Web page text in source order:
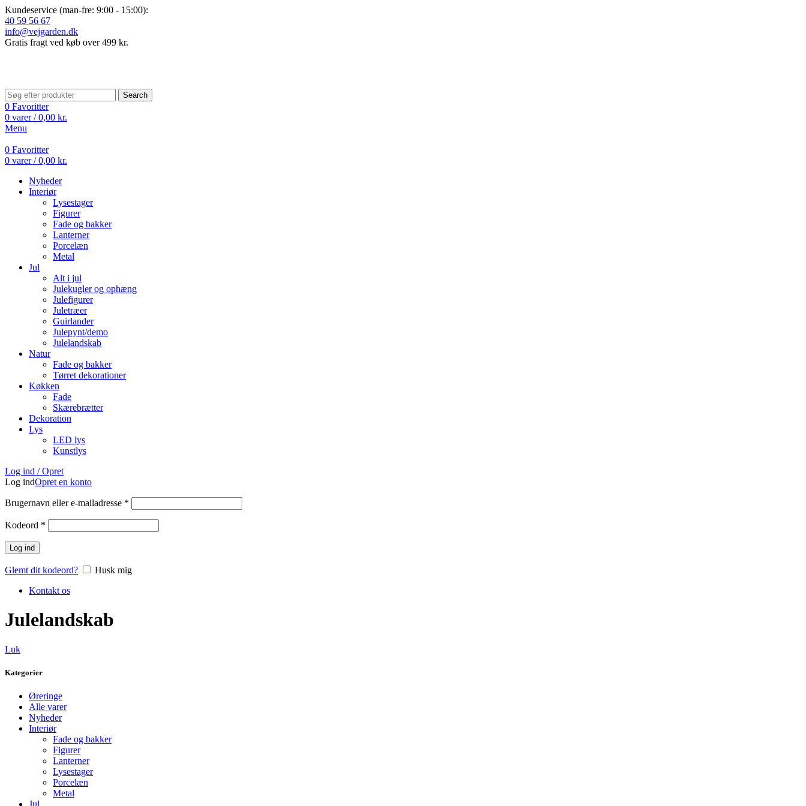
Kundeservice (man-fre: 9:00 - 15:00):
40 59 56 67
info@vejgarden.dk
Gratis fragt ved køb over 499 kr.
Search
0 Favoritter
0 varer / 0,00 kr.
Menu
0 Favoritter
0 varer / 0,00 kr.
Nyheder
Interiør
Lysestager
Figurer
Fade og bakker
Lanterner
Porcelæn
Metal
Jul
Alt i jul
Julekugler og ophæng
Julefigurer
Juletræer
Guirlander
Julepynt/demo
Julelandskab
Natur
Fade og bakker
Tørret dekorationer
Køkken
Fade
Skærebrætter
Dekoration
Lys
LED lys
Kunstlys
Log ind / Opret
Log indOpret en konto
Brugernavn eller e-mailadresse *
Kodeord *
Log ind
Glemt dit kodeord?
Husk mig
Kontakt os
Julelandskab
Luk
Kategorier
Øreringe
Alle varer
Nyheder
Interiør
Fade og bakker
Figurer
Lanterner
Lysestager
Porcelæn
Metal